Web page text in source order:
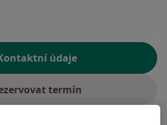
údaje
termín